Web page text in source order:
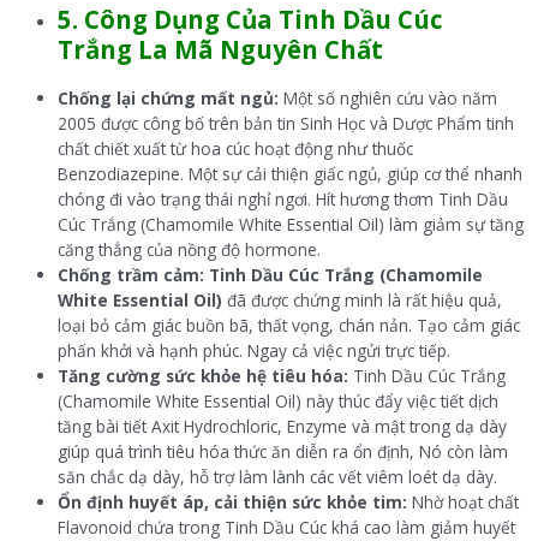
5. Công Dụng Của Tinh Dầu Cúc
Trắng La Mã Nguyên Chất
Chống lại chứng mất ngủ: Một số nghiên cứu vào năm
2005 được công bố trên bản tin Sinh Học và Dược Phẩm tinh
chất chiết xuất từ hoa cúc hoạt động như thuốc
Benzodiazepine. Một sự cải thiện giấc ngủ, giúp cơ thể nhanh
chóng đi vào trạng thái nghỉ ngơi. Hít hương thơm Tinh Dầu
Cúc Trắng (Chamomile White Essential Oil) làm giảm sự tăng
căng thẳng của nồng độ hormone.
Chống trầm cảm: Tinh Dầu Cúc Trắng (Chamomile
White Essential Oil) đã được chứng minh là rất hiệu quả,
loại bỏ cảm giác buồn bã, thất vọng, chán nản. Tạo cảm giác
phấn khởi và hạnh phúc. Ngay cả việc ngửi trực tiếp.
Tăng cường sức khỏe hệ tiêu hóa: Tinh Dầu Cúc Trắng
(Chamomile White Essential Oil) này thúc đẩy việc tiết dịch
tăng bài tiết Axit Hydrochloric, Enzyme và mật trong dạ dày
giúp quá trình tiêu hóa thức ăn diễn ra ổn định, Nó còn làm
săn chắc dạ dày, hỗ trợ làm lành các vết viêm loét dạ dày.
Ổn định huyết áp, cải thiện sức khỏe tim: Nhờ hoạt chất
Flavonoid chứa trong Tinh Dầu Cúc khá cao làm giảm huyết